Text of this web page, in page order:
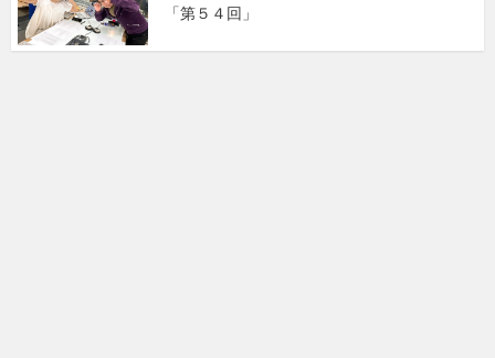
「第５４回」